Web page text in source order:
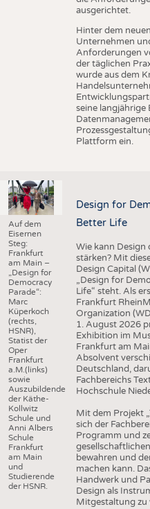
ausgerichtet.
Hinter dem
Unternehmen
Anforderungen
der täglichen
wurde aus dem
seine langjährige
Plattform ein.
Auf dem
Eisernen
Steg:
Frankfurt
am Main –
„Design for
Democracy
Parade“:
Marc
Küperkoch
(rechts,
HSNR),
Statist der
Oper
Frankfurt
a.M.(links)
sowie
Auszubildende
der Käthe-
Kollwitz
Schule und
Anni Albers
Schule
Frankfurt
am Main
und
Studierende
der HSNR.
Design for
Better Life
Wie kann Design
stärken? Mit
Design Capital
„Design for
Life“ steht. Als
Frankfurt
Organization
1. August 2026
Exhibition im
Frankfurt am
Absolvent
Deutschland,
Fachbereichs
Hochschule
Mit dem Projekt
sich der
Programm und
bewahren und
machen kann.
Handwerk und
Design als
Mitgestaltung zu